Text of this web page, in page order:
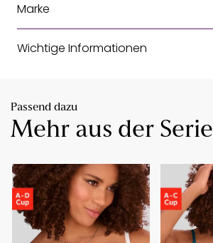
Marke
Wichtige Informationen
Passend dazu
Mehr aus der Serie